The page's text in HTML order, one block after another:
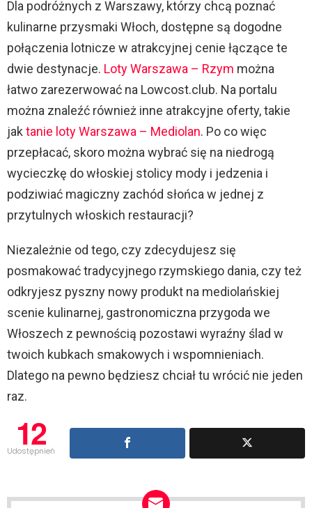
Dla podróżnych z Warszawy, którzy chcą poznać
kulinarne przysmaki Włoch, dostępne są dogodne
połączenia lotnicze w atrakcyjnej cenie łączące te
dwie destynacje. Loty Warszawa – Rzym można
łatwo zarezerwować na Lowcost.club. Na portalu
można znaleźć również inne atrakcyjne oferty, takie
jaktanie loty Warszawa – Mediolan. Po co więc
przepłacać, skoro można wybrać się na niedrogą
wycieczkę do włoskiej stolicy mody i jedzenia i
podziwiać magiczny zachód słońca w jednej z
przytulnych włoskich restauracji?
Niezależnie od tego, czy zdecydujesz się
posmakować tradycyjnego rzymskiego dania, czy też
odkryjesz pyszny nowy produkt na mediolańskiej
scenie kulinarnej, gastronomiczna przygoda we
Włoszech z pewnością pozostawi wyraźny ślad w
twoich kubkach smakowych i wspomnieniach.
Dlatego na pewno będziesz chciał tu wrócić nie jeden
raz.
12
Udostępnień